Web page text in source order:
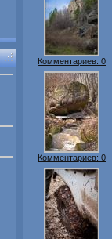
Комментариев: 0
Комментариев: 0